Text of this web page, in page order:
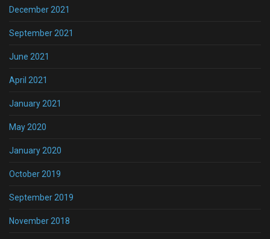
December 2021
September 2021
June 2021
April 2021
January 2021
May 2020
January 2020
October 2019
September 2019
November 2018